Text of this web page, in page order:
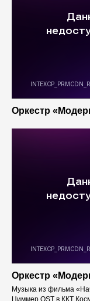
Оркестр
Оркестр
Музыка из фильма
Циммер OST в ККТ